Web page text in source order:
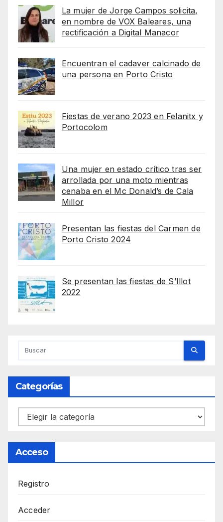
La mujer de Jorge Campos solicita,
en nombre de VOX Baleares, una
rectificación a Digital Manacor
Encuentran el cadaver calcinado de
una persona en Porto Cristo
Fiestas de verano 2023 en Felanitx y
Portocolom
Una mujer en estado crítico tras ser
arrollada por una moto mientras
cenaba en el Mc Donald’s de Cala
Millor
Presentan las fiestas del Carmen de
Porto Cristo 2024
Se presentan las fiestas de S’Illot
2022
Categorías
Categorías
Acceso
Registro
Acceder